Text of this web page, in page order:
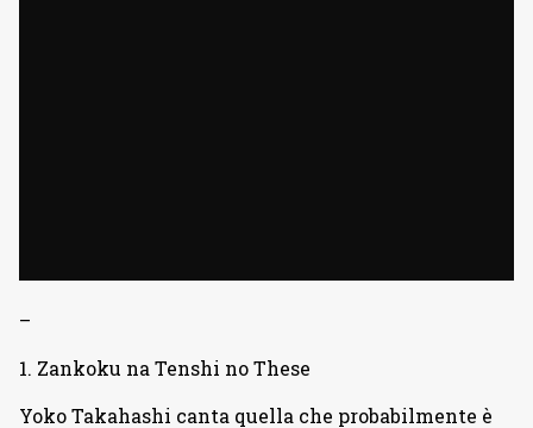
–
1. Zankoku na Tenshi no These
Yoko Takahashi canta quella che probabilmente è